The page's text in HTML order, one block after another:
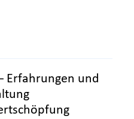
Erfahrungen und